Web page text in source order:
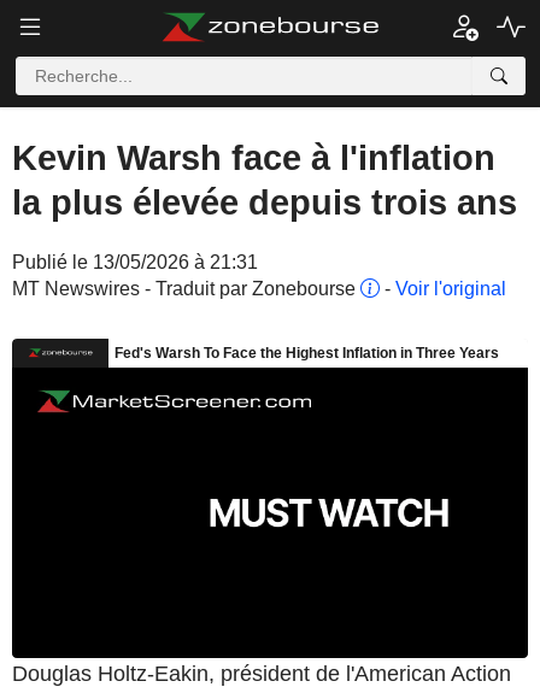
Kevin Warsh face à l'inflation
la plus élevée depuis trois ans
Publié le 13/05/2026 à 21:31
MT Newswires - Traduit par Zonebourse
- Voir l'original
Douglas Holtz-Eakin, président de l'American Action